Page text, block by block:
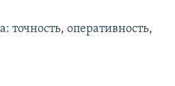
точность, оперативность,